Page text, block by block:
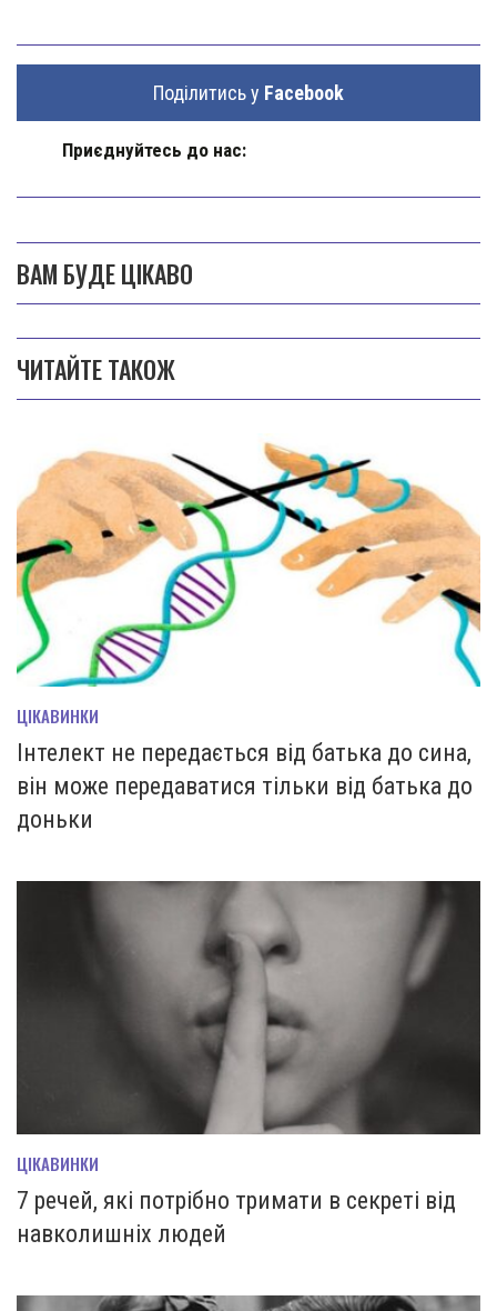
Поділитись у Facebook
Приєднуйтесь до нас:
ВАМ БУДЕ ЦІКАВО
ЧИТАЙТЕ ТАКОЖ
ЦІКАВИНКИ
Інтелект не передається від батька до сина,
він може передаватися тільки від батька до
доньки
ЦІКАВИНКИ
7 речей, які потрібно тримати в секреті від
навколишніх людей